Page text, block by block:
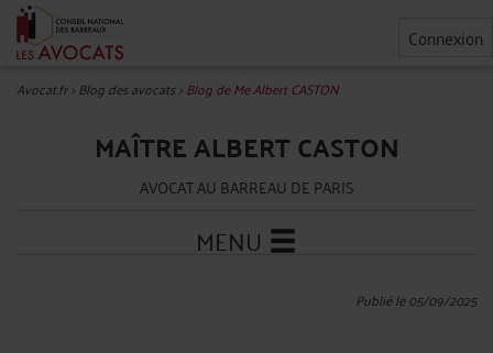
Connexion
Avocat.fr>Blog des avocats>Blog de Me Albert CASTON
MAÎTRE ALBERT CASTON
AVOCAT AU BARREAU DE PARIS
MENU
Publié le 05/09/2025